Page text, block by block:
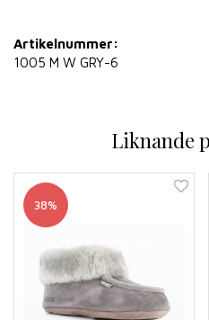
Artikelnummer:
1005 M W GRY-6
Liknande
38%